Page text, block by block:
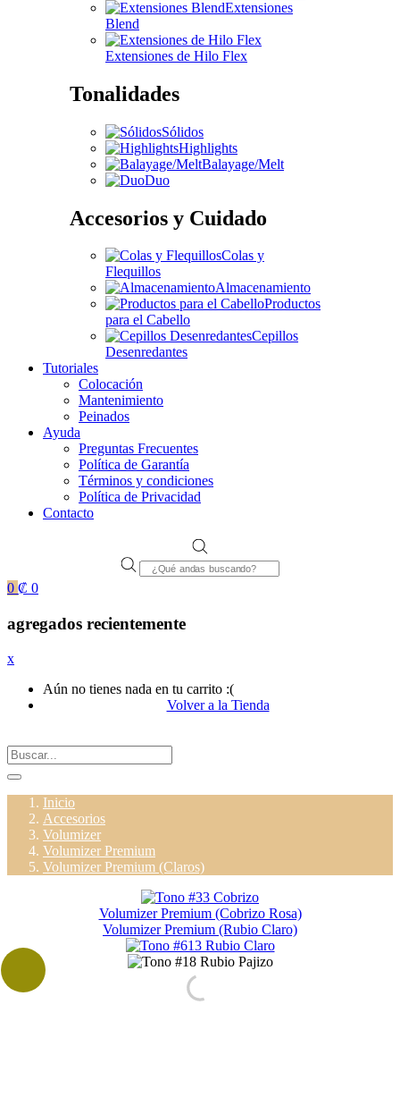
Extensiones
Blend
Extensiones de Hilo Flex
Tonalidades
Sólidos
Highlights
Balayage/Melt
Duo
Accesorios y Cuidado
Colas y
Flequillos
Almacenamiento
Productos
para el Cabello
Cepillos
Desenredantes
Tutoriales
Colocación
Mantenimiento
Peinados
Ayuda
Preguntas Frecuentes
Política de Garantía
Términos y condiciones
Política de Privacidad
Contacto
Products
search
0 ₡ 0
agregados recientemente
x
Aún no tienes nada en tu carrito :(
Volver a la Tienda
Inicio
Accesorios
Volumizer
Volumizer Premium
Volumizer Premium (Claros)
Volumizer Premium (Cobrizo Rosa)
Volumizer Premium (Rubio Claro)